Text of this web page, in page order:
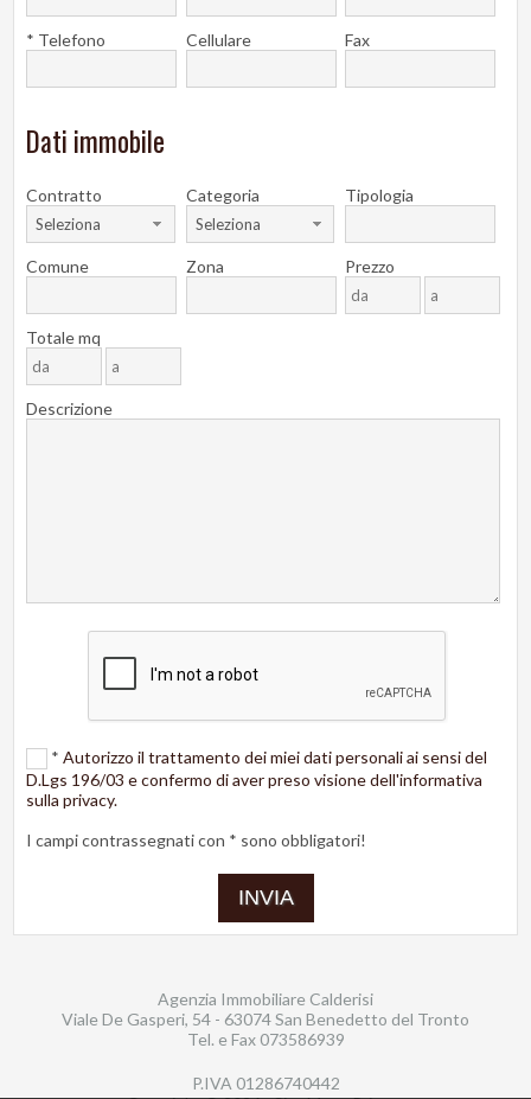
* Telefono Cellulare Fax
Dati immobile
Contratto
Seleziona
Categoria
Seleziona
Tipologia
Comune Zona Prezzo
Totale mq
Descrizione
*Autorizzo il trattamento dei miei dati personali ai sensi del
D.Lgs 196/03 e confermo di aver preso visione dell'informativa
sulla privacy.
I campi contrassegnati con * sono obbligatori!
Agenzia Immobiliare Calderisi
Viale De Gasperi, 54 - 63074 San Benedetto del Tronto
Tel. e Fax 073586939
P.IVA 01286740442